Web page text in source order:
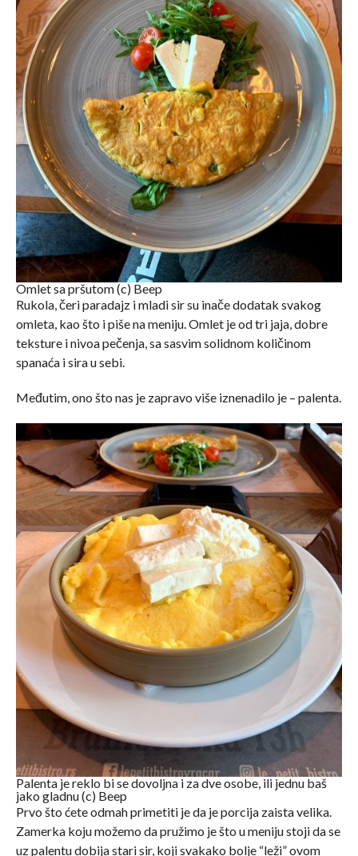
Omlet sa pršutom (c) Beep
Rukola, čeri paradajz i mladi sir su inače dodatak svakog
omleta, kao što i piše na meniju. Omlet je od tri jaja, dobre
teksture i nivoa pečenja, sa sasvim solidnom količinom
spanaća i sira u sebi.
Međutim, ono što nas je zapravo više iznenadilo je – palenta.
Palenta je reklo bi se dovoljna i za dve osobe, ili jednu baš
jako gladnu (c) Beep
Prvo što ćete odmah primetiti je da je porcija zaista velika.
Zamerka koju možemo da pružimo je što u meniju stoji da se
uz palentu dobija stari sir, koji svakako bolje “leži” ovom